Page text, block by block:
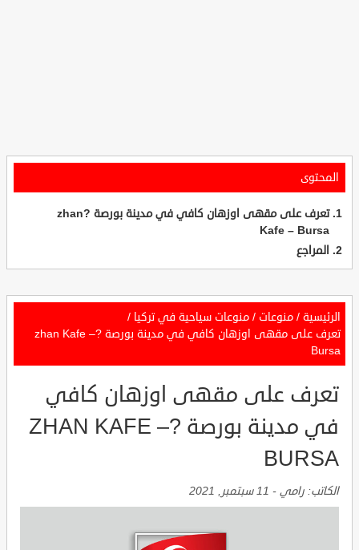
المحتوى
تعرف على مقهى اوزهان كافي في مدينة بورصة ?zhan
Kafe – Bursa
المراجع
الرئيسية / منوعات / منوعات سياحية في تركيا /
تعرف على مقهى اوزهان كافي في مدينة بورصة ?zhan Kafe –
Bursa
تعرف على مقهى اوزهان كافي
في مدينة بورصة ?ZHAN KAFE –
BURSA
الكاتب: رامي - 11 سبتمبر, 2021